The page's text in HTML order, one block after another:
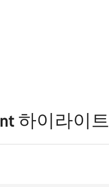
하이라이트